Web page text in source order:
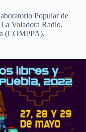
Popular de
Voladora Radio,
(COMPPA),